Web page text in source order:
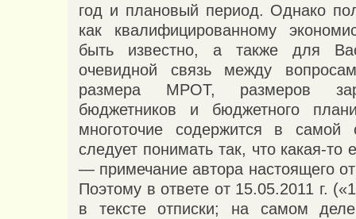
год и плановый период. Однако
как квалифицированному
быть известно, а также для
очевидной связь между
размера МРОТ, размеров
бюджетников и бюджетного
многоточие содержится в самой
следует понимать так, что какая-то
— примечание автора настоящего
Поэтому в ответе от 15.05.2011 г.
в тексте отписки; на самом